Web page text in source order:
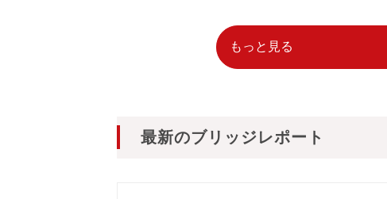
もっと見る
最新のブリッジレポート